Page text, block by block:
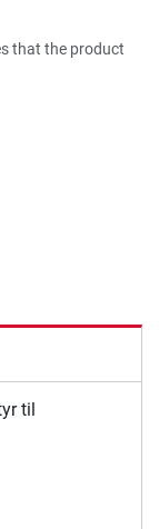
that the product
til